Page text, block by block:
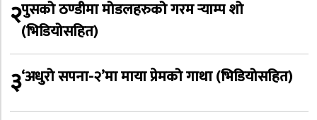
२पुसको ठण्डीमा मोडलहरुको गरम र्‍याम्प शो
(भिडियोसहित)
३‘अधुरो सपना-२’मा माया प्रेमको गाथा (भिडियोसहित)